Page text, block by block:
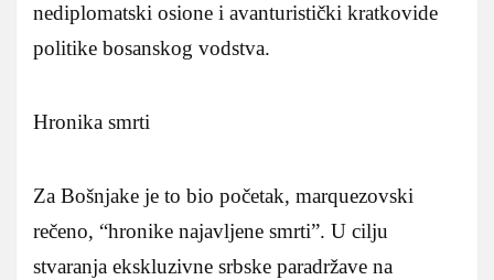
nediplomatski osione i avanturistički kratkovide
politike bosanskog vodstva.
Hronika smrti
Za Bošnjake je to bio početak, marquezovski
rečeno, “hronike najavljene smrti”. U cilju
stvaranja ekskluzivne srbske paradržave na